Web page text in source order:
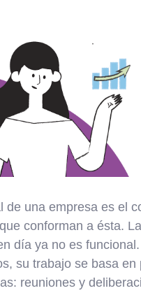
de una empresa es el
conforman a ésta.
día ya no es
su trabajo se basa
reuniones y